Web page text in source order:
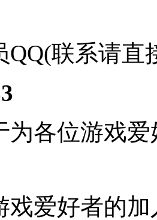
QQ(联系请直
为各位游戏
戏爱好者的加